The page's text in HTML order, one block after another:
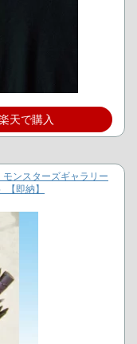
天で購入
ンスターズギャラリー
即納】